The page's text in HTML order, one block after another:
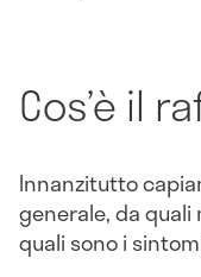
Cos’è il
Innanzitutto
generale, da
quali sono i